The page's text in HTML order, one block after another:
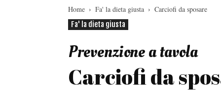
Home Fa' la dieta giusta
Carciofi da sposare
Fa' la dieta giusta
Prevenzione a tavola
Carciofi da